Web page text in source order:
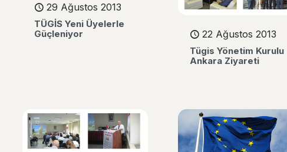
29 Ağustos 2013
TÜGİS Yeni Üyelerle
Güçleniyor
22 Ağustos 2013
Tügis Yönetim Kurulu
Ankara Ziyareti